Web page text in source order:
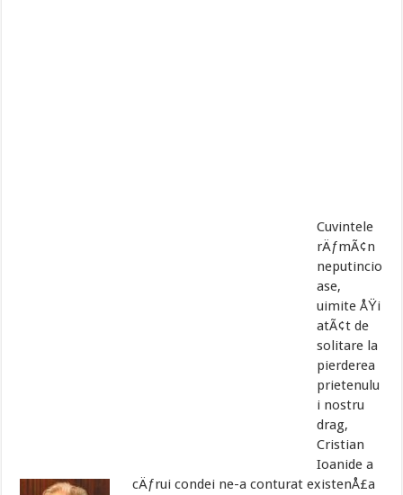
Cuvintele
rÄƒmÃ¢n
neputincio
ase,
uimite ÅŸi
atÃ¢t de
solitare la
pierderea
prietenulu
i nostru
drag,
Cristian
Ioanide a
cÄƒrui condei ne-a conturat existenÅ£a